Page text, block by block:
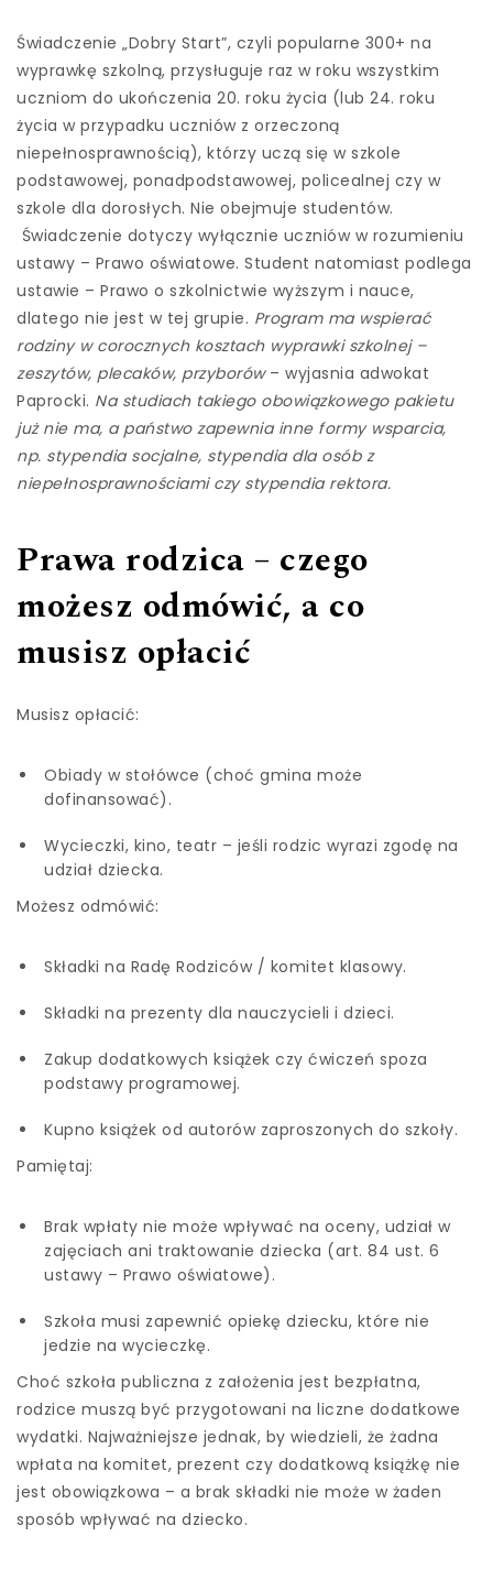
Świadczenie „Dobry Start”, czyli popularne 300+ na
wyprawkę szkolną, przysługuje raz w roku wszystkim
uczniom do ukończenia 20. roku życia (lub 24. roku
życia w przypadku uczniów z orzeczoną
niepełnosprawnością), którzy uczą się w szkole
podstawowej, ponadpodstawowej, policealnej czy w
szkole dla dorosłych. Nie obejmuje studentów.
Świadczenie dotyczy wyłącznie uczniów w rozumieniu
ustawy – Prawo oświatowe. Student natomiast podlega
ustawie – Prawo o szkolnictwie wyższym i nauce,
dlatego nie jest w tej grupie. Program ma wspierać
rodziny w corocznych kosztach wyprawki szkolnej –
zeszytów, plecaków, przyborów – wyjasnia adwokat
Paprocki. Na studiach takiego obowiązkowego pakietu
już nie ma, a państwo zapewnia inne formy wsparcia,
np. stypendia socjalne, stypendia dla osób z
niepełnosprawnościami czy stypendia rektora.
Prawa rodzica – czego
możesz odmówić, a co
musisz opłacić
Musisz opłacić:
Obiady w stołówce (choć gmina może
dofinansować).
Wycieczki, kino, teatr – jeśli rodzic wyrazi zgodę na
udział dziecka.
Możesz odmówić:
Składki na Radę Rodziców / komitet klasowy.
Składki na prezenty dla nauczycieli i dzieci.
Zakup dodatkowych książek czy ćwiczeń spoza
podstawy programowej.
Kupno książek od autorów zaproszonych do szkoły.
Pamiętaj:
Brak wpłaty nie może wpływać na oceny, udział w
zajęciach ani traktowanie dziecka (art. 84 ust. 6
ustawy – Prawo oświatowe).
Szkoła musi zapewnić opiekę dziecku, które nie
jedzie na wycieczkę.
Choć szkoła publiczna z założenia jest bezpłatna,
rodzice muszą być przygotowani na liczne dodatkowe
wydatki. Najważniejsze jednak, by wiedzieli, że żadna
wpłata na komitet, prezent czy dodatkową książkę nie
jest obowiązkowa – a brak składki nie może w żaden
sposób wpływać na dziecko.